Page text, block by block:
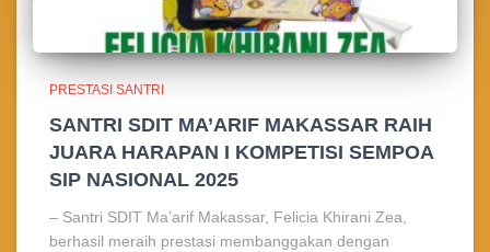
PRESTASI SANTRI
SANTRI SDIT MA’ARIF MAKASSAR RAIH
JUARA HARAPAN I KOMPETISI SEMPOA
SIP NASIONAL 2025
– Santri SDIT Ma’arif Makassar, Felicia Khirani Zea,
berhasil meraih prestasi membanggakan dengan